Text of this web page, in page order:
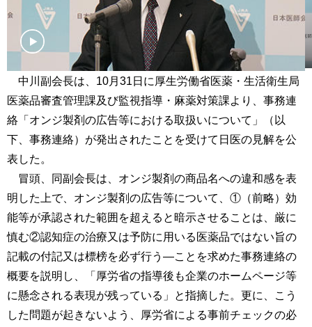
中川副会長は、10月31日に厚生労働省医薬・生活衛生局
医薬品審査管理課及び監視指導・麻薬対策課より、事務連
絡「オンジ製剤の広告等における取扱いについて」（以
下、事務連絡）が発出されたことを受けて日医の見解を公
表した。
冒頭、同副会長は、オンジ製剤の商品名への違和感を表
明した上で、オンジ製剤の広告等について、①（前略）効
能等が承認された範囲を超えると暗示させることは、厳に
慎む②認知症の治療又は予防に用いる医薬品ではない旨の
記載の付記又は標榜を必ず行う―ことを求めた事務連絡の
概要を説明し、「厚労省の指導後も企業のホームページ等
に懸念される表現が残っている」と指摘した。更に、こう
した問題が起きないよう、厚労省による事前チェックの必